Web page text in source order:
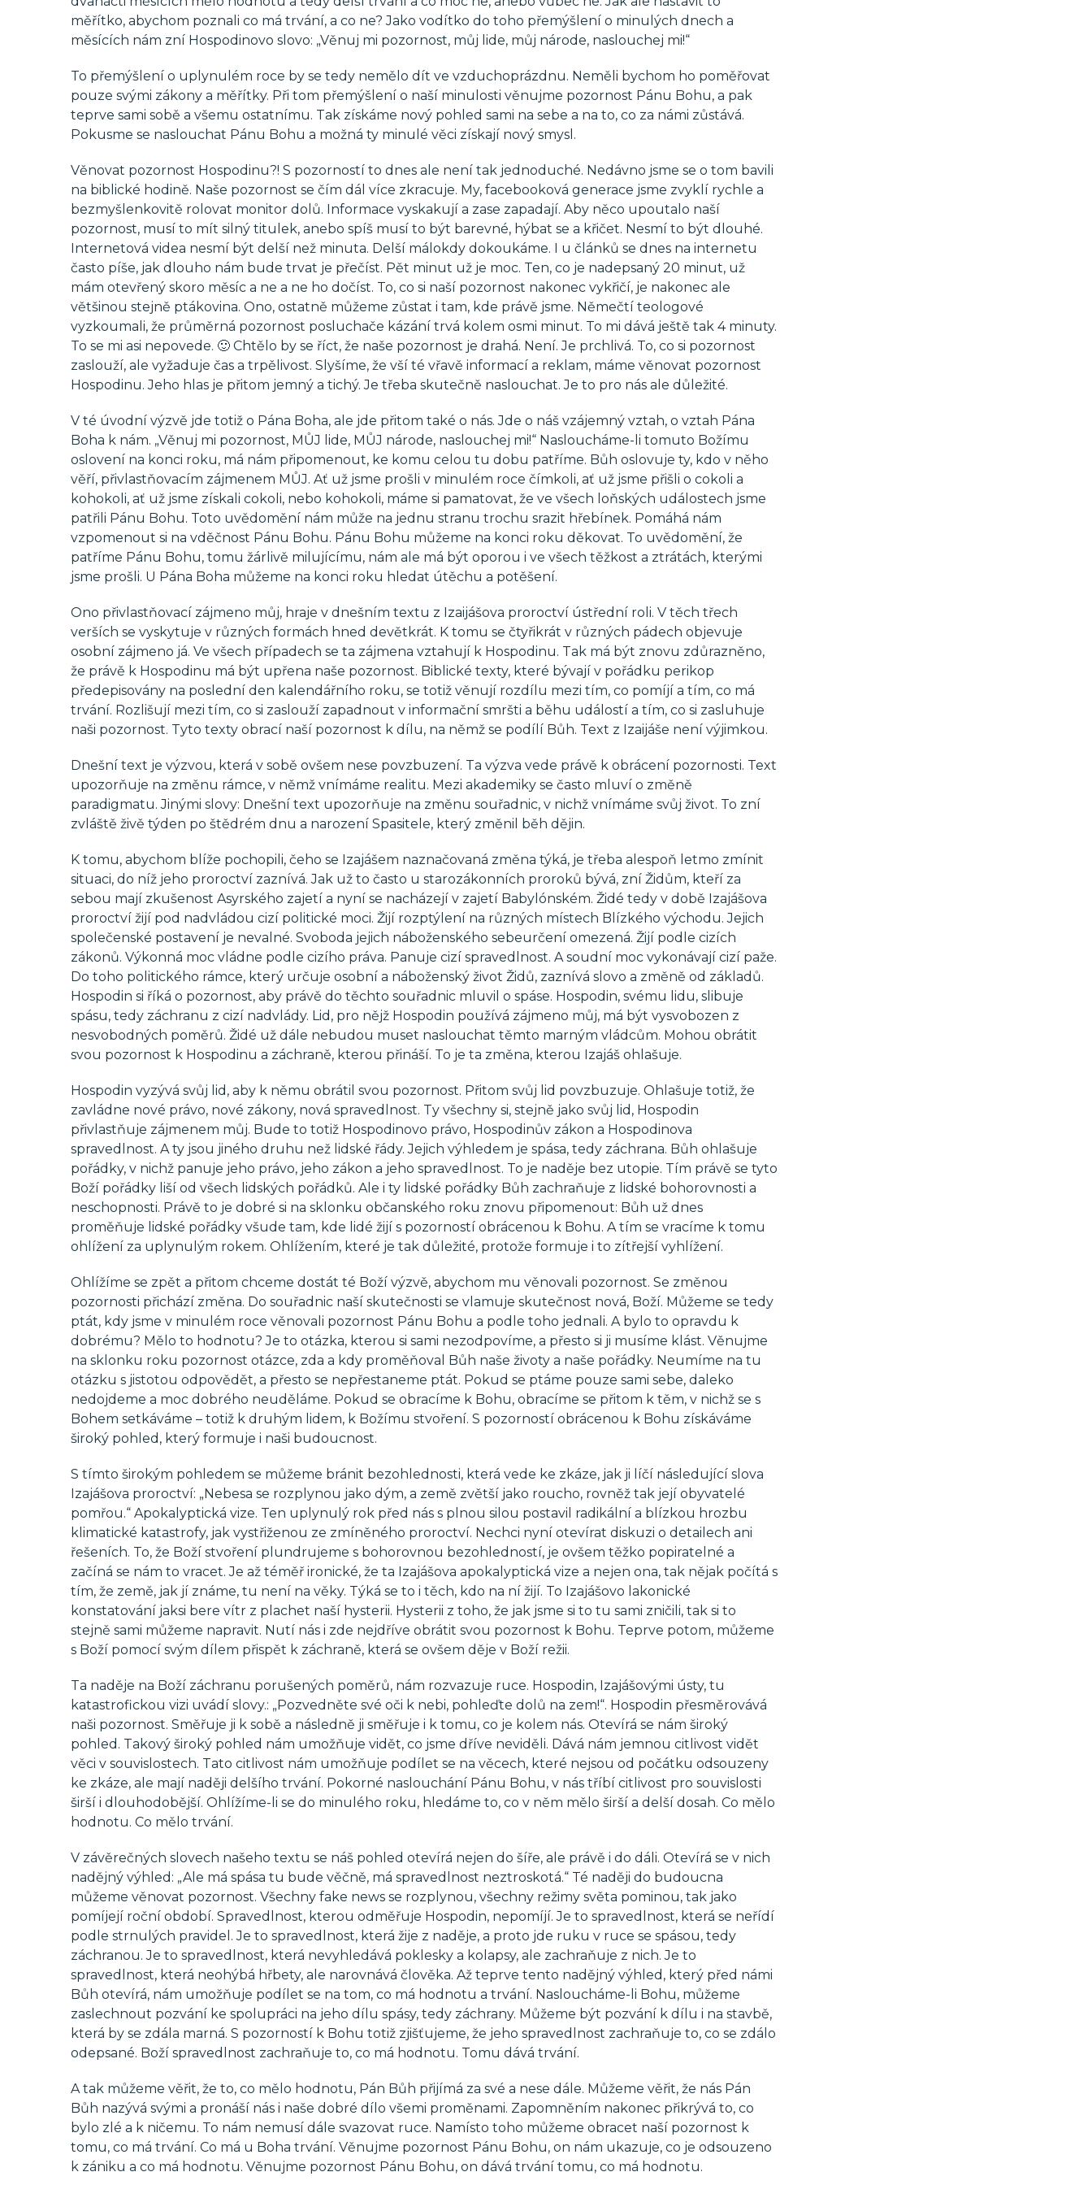
hlasitosti.
měřítko, abychom poznali co má trvání, a co ne? Jako vodítko do toho přemýšlení o minulých dnech a
měsících nám zní Hospodinovo slovo: „Věnuj mi pozornost, můj lide, můj národe, naslouchej mi!“
To přemýšlení o uplynulém roce by se tedy nemělo dít ve vzduchoprázdnu. Neměli bychom ho poměřovat
pouze svými zákony a měřítky. Při tom přemýšlení o naší minulosti věnujme pozornost Pánu Bohu, a pak
teprve sami sobě a všemu ostatnímu. Tak získáme nový pohled sami na sebe a na to, co za námi zůstává.
Pokusme se naslouchat Pánu Bohu a možná ty minulé věci získají nový smysl.
Věnovat pozornost Hospodinu?! S pozorností to dnes ale není tak jednoduché. Nedávno jsme se o tom bavili
na biblické hodině. Naše pozornost se čím dál více zkracuje. My, facebooková generace jsme zvyklí rychle a
bezmyšlenkovitě rolovat monitor dolů. Informace vyskakují a zase zapadají. Aby něco upoutalo naší
pozornost, musí to mít silný titulek, anebo spíš musí to být barevné, hýbat se a křičet. Nesmí to být dlouhé.
Internetová videa nesmí být delší než minuta. Delší málokdy dokoukáme. I u článků se dnes na internetu
často píše, jak dlouho nám bude trvat je přečíst. Pět minut už je moc. Ten, co je nadepsaný 20 minut, už
mám otevřený skoro měsíc a ne a ne ho dočíst. To, co si naší pozornost nakonec vykřičí, je nakonec ale
většinou stejně ptákovina. Ono, ostatně můžeme zůstat i tam, kde právě jsme. Němečtí teologové
vyzkoumali, že průměrná pozornost posluchače kázání trvá kolem osmi minut. To mi dává ještě tak 4 minuty.
To se mi asi nepovede. 🙂 Chtělo by se říct, že naše pozornost je drahá. Není. Je prchlivá. To, co si pozornost
zaslouží, ale vyžaduje čas a trpělivost. Slyšíme, že vší té vřavě informací a reklam, máme věnovat pozornost
Hospodinu. Jeho hlas je přitom jemný a tichý. Je třeba skutečně naslouchat. Je to pro nás ale důležité.
V té úvodní výzvě jde totiž o Pána Boha, ale jde přitom také o nás. Jde o náš vzájemný vztah, o vztah Pána
Boha k nám. „Věnuj mi pozornost, MŮJ lide, MŮJ národe, naslouchej mi!“ Nasloucháme-li tomuto Božímu
oslovení na konci roku, má nám připomenout, ke komu celou tu dobu patříme. Bůh oslovuje ty, kdo v něho
věří, přivlastňovacím zájmenem MŮJ. Ať už jsme prošli v minulém roce čímkoli, ať už jsme přišli o cokoli a
kohokoli, ať už jsme získali cokoli, nebo kohokoli, máme si pamatovat, že ve všech loňských událostech jsme
patřili Pánu Bohu. Toto uvědomění nám může na jednu stranu trochu srazit hřebínek. Pomáhá nám
vzpomenout si na vděčnost Pánu Bohu. Pánu Bohu můžeme na konci roku děkovat. To uvědomění, že
patříme Pánu Bohu, tomu žárlivě milujícímu, nám ale má být oporou i ve všech těžkost a ztrátách, kterými
jsme prošli. U Pána Boha můžeme na konci roku hledat útěchu a potěšení.
Ono přivlastňovací zájmeno můj, hraje v dnešním textu z Izaijášova proroctví ústřední roli. V těch třech
verších se vyskytuje v různých formách hned devětkrát. K tomu se čtyřikrát v různých pádech objevuje
osobní zájmeno já. Ve všech případech se ta zájmena vztahují k Hospodinu. Tak má být znovu zdůrazněno,
že právě k Hospodinu má být upřena naše pozornost. Biblické texty, které bývají v pořádku perikop
předepisovány na poslední den kalendářního roku, se totiž věnují rozdílu mezi tím, co pomíjí a tím, co má
trvání. Rozlišují mezi tím, co si zaslouží zapadnout v informační smršti a běhu událostí a tím, co si zasluhuje
naši pozornost. Tyto texty obrací naší pozornost k dílu, na němž se podílí Bůh. Text z Izaijáše není výjimkou.
Dnešní text je výzvou, která v sobě ovšem nese povzbuzení. Ta výzva vede právě k obrácení pozornosti. Text
upozorňuje na změnu rámce, v němž vnímáme realitu. Mezi akademiky se často mluví o změně
paradigmatu. Jinými slovy: Dnešní text upozorňuje na změnu souřadnic, v nichž vnímáme svůj život. To zní
zvláště živě týden po štědrém dnu a narození Spasitele, který změnil běh dějin.
K tomu, abychom blíže pochopili, čeho se Izajášem naznačovaná změna týká, je třeba alespoň letmo zmínit
situaci, do níž jeho proroctví zaznívá. Jak už to často u starozákonních proroků bývá, zní Židům, kteří za
sebou mají zkušenost Asyrského zajetí a nyní se nacházejí v zajetí Babylónském. Židé tedy v době Izajášova
proroctví žijí pod nadvládou cizí politické moci. Žijí rozptýlení na různých místech Blízkého východu. Jejich
společenské postavení je nevalné. Svoboda jejich náboženského sebeurčení omezená. Žijí podle cizích
zákonů. Výkonná moc vládne podle cizího práva. Panuje cizí spravedlnost. A soudní moc vykonávají cizí paže.
Do toho politického rámce, který určuje osobní a náboženský život Židů, zaznívá slovo a změně od základů.
Hospodin si říká o pozornost, aby právě do těchto souřadnic mluvil o spáse. Hospodin, svému lidu, slibuje
spásu, tedy záchranu z cizí nadvlády. Lid, pro nějž Hospodin používá zájmeno můj, má být vysvobozen z
nesvobodných poměrů. Židé už dále nebudou muset naslouchat těmto marným vládcům. Mohou obrátit
svou pozornost k Hospodinu a záchraně, kterou přináší. To je ta změna, kterou Izajáš ohlašuje.
Hospodin vyzývá svůj lid, aby k němu obrátil svou pozornost. Přitom svůj lid povzbuzuje. Ohlašuje totiž, že
zavládne nové právo, nové zákony, nová spravedlnost. Ty všechny si, stejně jako svůj lid, Hospodin
přivlastňuje zájmenem můj. Bude to totiž Hospodinovo právo, Hospodinův zákon a Hospodinova
spravedlnost. A ty jsou jiného druhu než lidské řády. Jejich výhledem je spása, tedy záchrana. Bůh ohlašuje
pořádky, v nichž panuje jeho právo, jeho zákon a jeho spravedlnost. To je naděje bez utopie. Tím právě se tyto
Boží pořádky liší od všech lidských pořádků. Ale i ty lidské pořádky Bůh zachraňuje z lidské bohorovnosti a
neschopnosti. Právě to je dobré si na sklonku občanského roku znovu připomenout: Bůh už dnes
proměňuje lidské pořádky všude tam, kde lidé žijí s pozorností obrácenou k Bohu. A tím se vracíme k tomu
ohlížení za uplynulým rokem. Ohlížením, které je tak důležité, protože formuje i to zítřejší vyhlížení.
Ohlížíme se zpět a přitom chceme dostát té Boží výzvě, abychom mu věnovali pozornost. Se změnou
pozornosti přichází změna. Do souřadnic naší skutečnosti se vlamuje skutečnost nová, Boží. Můžeme se tedy
ptát, kdy jsme v minulém roce věnovali pozornost Pánu Bohu a podle toho jednali. A bylo to opravdu k
dobrému? Mělo to hodnotu? Je to otázka, kterou si sami nezodpovíme, a přesto si ji musíme klást. Věnujme
na sklonku roku pozornost otázce, zda a kdy proměňoval Bůh naše životy a naše pořádky. Neumíme na tu
otázku s jistotou odpovědět, a přesto se nepřestaneme ptát. Pokud se ptáme pouze sami sebe, daleko
nedojdeme a moc dobrého neuděláme. Pokud se obracíme k Bohu, obracíme se přitom k těm, v nichž se s
Bohem setkáváme – totiž k druhým lidem, k Božímu stvoření. S pozorností obrácenou k Bohu získáváme
široký pohled, který formuje i naši budoucnost.
S tímto širokým pohledem se můžeme bránit bezohlednosti, která vede ke zkáze, jak ji líčí následující slova
Izajášova proroctví: „Nebesa se rozplynou jako dým, a země zvětší jako roucho, rovněž tak její obyvatelé
pomřou.“ Apokalyptická vize. Ten uplynulý rok před nás s plnou silou postavil radikální a blízkou hrozbu
klimatické katastrofy, jak vystřiženou ze zmíněného proroctví. Nechci nyní otevírat diskuzi o detailech ani
řešeních. To, že Boží stvoření plundrujeme s bohorovnou bezohledností, je ovšem těžko popiratelné a
začíná se nám to vracet. Je až téměř ironické, že ta Izajášova apokalyptická vize a nejen ona, tak nějak počítá s
tím, že země, jak jí známe, tu není na věky. Týká se to i těch, kdo na ní žijí. To Izajášovo lakonické
konstatování jaksi bere vítr z plachet naší hysterii. Hysterii z toho, že jak jsme si to tu sami zničili, tak si to
stejně sami můžeme napravit. Nutí nás i zde nejdříve obrátit svou pozornost k Bohu. Teprve potom, můžeme
s Boží pomocí svým dílem přispět k záchraně, která se ovšem děje v Boží režii.
Ta naděje na Boží záchranu porušených poměrů, nám rozvazuje ruce. Hospodin, Izajášovými ústy, tu
katastrofickou vizi uvádí slovy.: „Pozvedněte své oči k nebi, pohleďte dolů na zem!“. Hospodin přesměrovává
naši pozornost. Směřuje ji k sobě a následně ji směřuje i k tomu, co je kolem nás. Otevírá se nám široký
pohled. Takový široký pohled nám umožňuje vidět, co jsme dříve neviděli. Dává nám jemnou citlivost vidět
věci v souvislostech. Tato citlivost nám umožňuje podílet se na věcech, které nejsou od počátku odsouzeny
ke zkáze, ale mají naději delšího trvání. Pokorné naslouchání Pánu Bohu, v nás tříbí citlivost pro souvislosti
širší i dlouhodobější. Ohlížíme-li se do minulého roku, hledáme to, co v něm mělo širší a delší dosah. Co mělo
hodnotu. Co mělo trvání.
V závěrečných slovech našeho textu se náš pohled otevírá nejen do šíře, ale právě i do dáli. Otevírá se v nich
nadějný výhled: „Ale má spása tu bude věčně, má spravedlnost neztroskotá.“ Té naději do budoucna
můžeme věnovat pozornost. Všechny fake news se rozplynou, všechny režimy světa pominou, tak jako
pomíjejí roční období. Spravedlnost, kterou odměřuje Hospodin, nepomíjí. Je to spravedlnost, která se neřídí
podle strnulých pravidel. Je to spravedlnost, která žije z naděje, a proto jde ruku v ruce se spásou, tedy
záchranou. Je to spravedlnost, která nevyhledává poklesky a kolapsy, ale zachraňuje z nich. Je to
spravedlnost, která neohýbá hřbety, ale narovnává člověka. Až teprve tento nadějný výhled, který před námi
Bůh otevírá, nám umožňuje podílet se na tom, co má hodnotu a trvání. Nasloucháme-li Bohu, můžeme
zaslechnout pozvání ke spolupráci na jeho dílu spásy, tedy záchrany. Můžeme být pozvání k dílu i na stavbě,
která by se zdála marná. S pozorností k Bohu totiž zjišťujeme, že jeho spravedlnost zachraňuje to, co se zdálo
odepsané. Boží spravedlnost zachraňuje to, co má hodnotu. Tomu dává trvání.
A tak můžeme věřit, že to, co mělo hodnotu, Pán Bůh přijímá za své a nese dále. Můžeme věřit, že nás Pán
Bůh nazývá svými a pronáší nás i naše dobré dílo všemi proměnami. Zapomněním nakonec přikrývá to, co
bylo zlé a k ničemu. To nám nemusí dále svazovat ruce. Namísto toho můžeme obracet naší pozornost k
tomu, co má trvání. Co má u Boha trvání. Věnujme pozornost Pánu Bohu, on nám ukazuje, co je odsouzeno
k zániku a co má hodnotu. Věnujme pozornost Pánu Bohu, on dává trvání tomu, co má hodnotu.